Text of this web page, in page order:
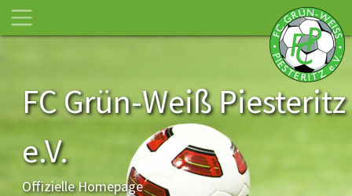
FC Grün-Weiß Piesteritz
e.V.
Offizielle Homepage